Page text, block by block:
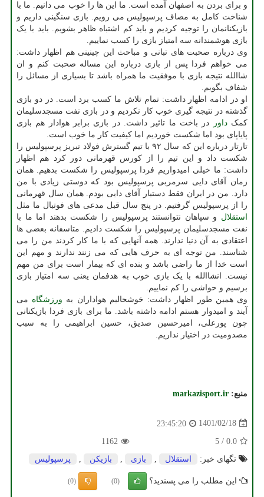
و برای بردن به اصفهان آمده است. ما این ها را خوب می دانیم. ما با
شناخت کامل به مصاف پرسپولیس می رویم. بازی سنگینی داریم و
بازیکنانمان را توجیه کردیم و باید کم اشتباه ظاهر بشویم. باید با یک
بازی هوشمندانه سه امتیاز بازی را کسب نماییم.
وی درباره صحبت های تبانی و مباحث این چینینی هم اظهار داشت:
می خواهم فردا پس از بازی درباره این مساله صحبت کنم و ان
شاالله نتیجه بازی با موفقیت ما همراه باشد تا بسیاری از مسائل را
شفاف بگویم.
او در ادامه اظهار داشت: تمام تلاش ما کسب برد است. در دو بازی
گذشته در نتیجه گیری خوب کار نکردیم و در بازی نفت مسجدسلیمان
کمکداور
در باخت ما تاثیر داشت. در بازی برابر هوادار هم بازی
پایاپای بود اما شکست خوردیم اما کیفیت کار ما خوب است.
تارتار درباره این که سال ۹۲ با تیم گسترش فولاد تبریز پرسپولیس را
شکست داد و این تیم را از کورس قهرمانی دور کرد هم اظهار
داشت: ما خیلی امیدواریم فردا پرسپولیس را شکست بدهیم. همان
زمان آقای دایی سرمربی پرسپولیس بود که دوستی زیادی با من
دارد. من در ایران فقط دستیار آقای دایی بودم. همان سال قهرمانی
را از پرسپولیس گرفتیم. در پنج سال قبل مدعی های فوتبال ما مثل
استقلال و سپاهان نتوانستند پرسپولیس را شکست بدهند اما ما با
نفت مسجدسلیمان پرسپولیس را شکست دادیم. متاسفانه بعضی ها
اعتقادی به آن دنیا ندارند. همه آنهایی که با ما کار کردند من را می
شناسند. من توجه ای به حرف هایی که می زنند ندارند و مهم این
است خدا از ما راضی باشد و بنده ای که بیمار است برای من مهم
نیست. انشاالله با یک بازی خوب به هدفمان یعنی سه امتیاز بازی
برسیم و حواشی را کم نماییم.
وی همین طور اظهار داشت: خوشحالیم هواداران به ورزشگاه می
آیند و امیدوار هستم ادامه داشته باشد. ما برای بازی فردا بازیکنانی
چون پورعلی، امیرحسین صدیق، حسین ابراهیمی را به سبب
مصدومیت در اختیار نداریم.
منبع: markazisport.ir
1401/02/18
23:45:20
0.0
/
5
1162
تگهای خبر:
استقلال بازی بازیكن پرسپولیس
این مطلب را می پسندید؟ (0)
(0)